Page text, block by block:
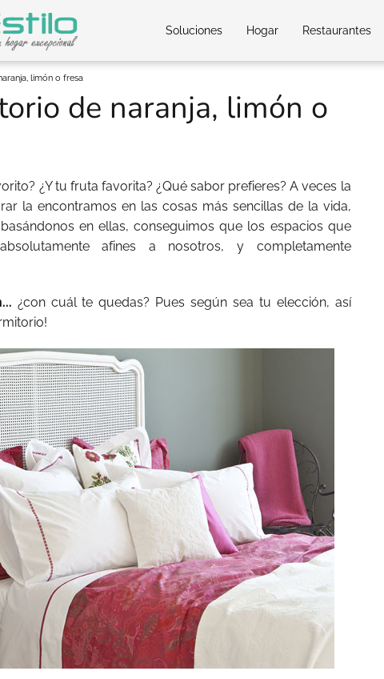
Soluciones Hogar Restaurantes
limón o fresa
de naranja, limón o
¿Y tu fruta favorita? ¿Qué sabor prefieres? A veces la
la encontramos en las cosas más sencillas de la vida,
en ellas, conseguimos que los espacios que
afines a nosotros, y completamente
¿con cuál te quedas? Pues según sea tu elección, así